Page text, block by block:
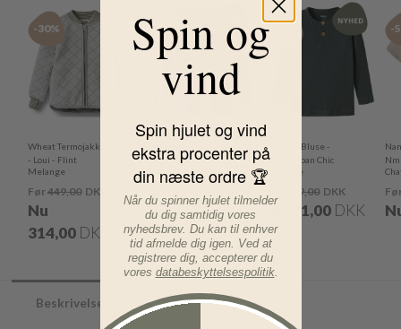
-30%
Wheat Termojakke
- Loui - Flint
Melange
Før449,00DKK
Nu
314,00 DKK
-40%
Name It Bluse -
Kab - Blue Mirage
Nu71,00DKK
Name It Bluse -
Kab - Urban Chic
Melange
119,00 DKK
Nu 71,00 DKK
-
Beskrivelse
Spin og
vind
Spin hjulet og vind
ekstra procenter på
din næste ordre 🏆
Når du spinner hjulet tilmelder
du dig samtidig vores
nyhedsbrev. Du kan til enhver
tid afmelde dig igen. Ved at
registrere dig, accepterer du
vores databeskyttelsespolitik.